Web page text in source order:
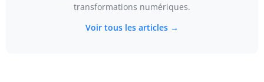
transformations numériques.
Voir tous les articles →